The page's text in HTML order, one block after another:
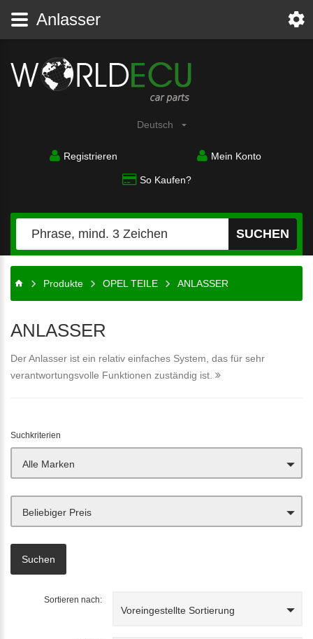
Deutsch
Registrieren Mein Konto
So Kaufen?
SUCHEN
Produkte OPEL TEILE ANLASSER
ANLASSER
Der Anlasser ist ein relativ einfaches System, das für sehr
verantwortungsvolle Funktionen zuständig ist.
Suchkriterien
Alle Marken
Beliebiger Preis
Sortieren nach:
Voreingestellte Sortierung
Anlasser